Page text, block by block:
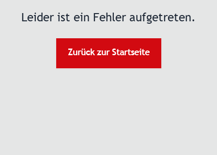
Leider ist ein Fehler aufgetreten.
Zurück zur Startseite